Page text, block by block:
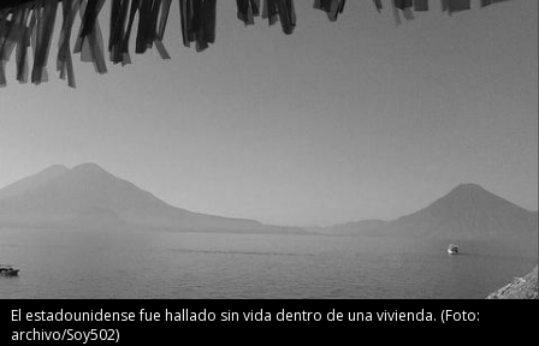
El estadounidense fue hallado sin vida dentro de una vivienda. (Foto:
archivo/Soy502)